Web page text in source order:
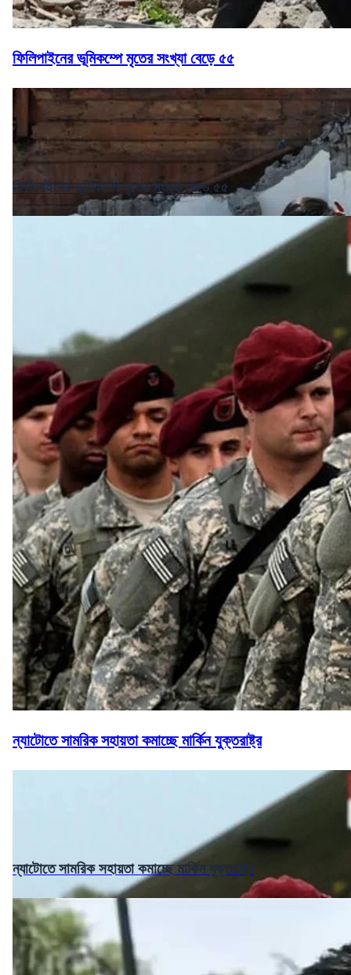
ফিলিপাইনের ভূমিকম্পে মৃতের সংখ্যা বেড়ে ৫৫
ফিলিপাইনের ভূমিকম্পে মৃতের সংখ্যা বেড়ে ৫৫
ন্যাটোতে সামরিক সহায়তা কমাচ্ছে মার্কিন যুক্তরাষ্ট্র
ন্যাটোতে সামরিক সহায়তা কমাচ্ছে মার্কিন যুক্তরাষ্ট্র